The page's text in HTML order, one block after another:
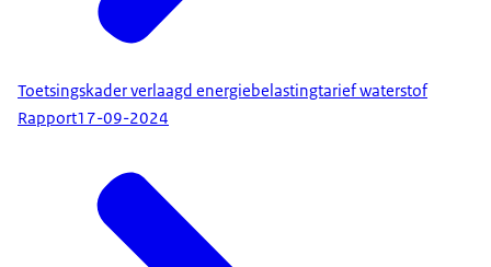
Toetsingskader verlaagd energiebelastingtarief waterstof
Rapport17-09-2024